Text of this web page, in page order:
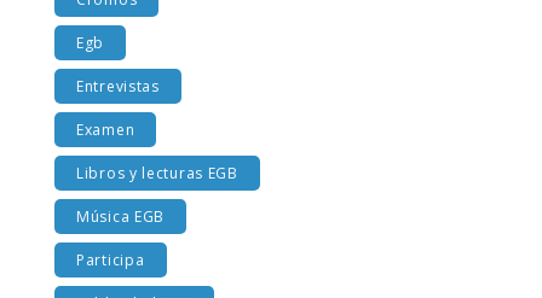
Cromos
Egb
Entrevistas
Examen
Libros y lecturas EGB
Música EGB
Participa